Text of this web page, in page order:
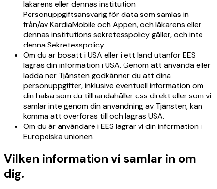
läkarens eller dennas institution
Personuppgiftsansvarig för data som samlas in
från/av KardiaMobile och Appen, och läkarens eller
dennas institutions sekretesspolicy gäller, och inte
denna Sekretesspolicy.
Om du är bosatt i USA eller i ett land utanför EES
lagras din information i USA. Genom att använda eller
ladda ner Tjänsten godkänner du att dina
personuppgifter, inklusive eventuell information om
din hälsa som du tillhandahåller oss direkt eller som vi
samlar inte genom din användning av Tjänsten, kan
komma att överföras till och lagras USA.
Om du är användare i EES lagrar vi din information i
Europeiska unionen.
Vilken information vi samlar in om
dig.